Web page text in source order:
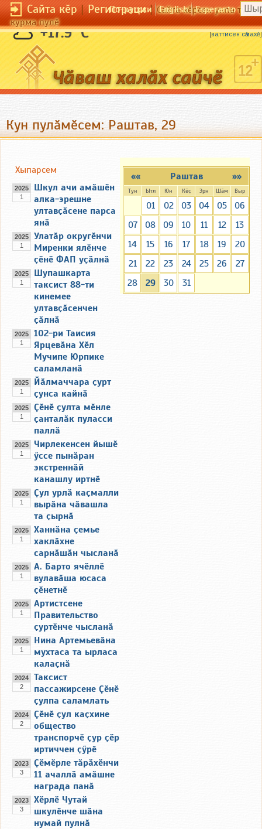
Сайта кӗр|Регистраци|Сайта кӗрсен унпа
курма пулӗ
По-русски English Esperanto
+17.9 °C Мулкачӑн хӑлхи вӑрӑм та хӳри кӗске.
[ваттисен сӑмахӗ]
Кун пулӑмӗсем: Раштав, 29
»»
«« Раштав
Тун Ытл Юн Кӗҫ Эрн Шӑм Выр
01 02 03 04 05
06
07
08 09 10 11 12
13
14
15 16 17 18 19
20
21
22 23 24 25 26
27
28
29 30 31
Хыпарсем
2025
1
Шкул ачи амӑшӗн
алка-эрешне
ултавҫӑсене парса
янӑ
2025
1
Улатӑр округӗнчи
Миренки ялӗнче
ҫӗнӗ ФАП уҫӑлнӑ
2025
1
Шупашкарта
таксист 88-ти
кинемее
ултавҫӑсенчен
ҫӑлнӑ
2025
1
102-ри Таисия
Ярцевӑна Хӗл
Мучипе Юрпике
саламланӑ
2025
1
Йӑлмаччара ҫурт
ҫунса кайнӑ
2025
1
Ҫӗнӗ ҫулта мӗнле
ҫанталӑк пуласси
паллӑ
2025
1
Чирлекенсен йышӗ
ӳссе пынӑран
экстреннӑй
канашлу иртнӗ
2025
1
Ҫул урлӑ каҫмалли
вырӑна чӑвашла
та ҫырнӑ
2025
1
Ханнӑна ҫемье
хаклӑхне
сарнӑшӑн чысланӑ
2025
1
А. Барто ячӗллӗ
вулавӑша юсаса
ҫӗнетнӗ
2025
1
Артистсене
Правительство
ҫуртӗнче чысланӑ
2025
1
Нина Артемьевӑна
мухтаса та ырласа
калаҫнӑ
2024
2
Таксист
пассажирсене Ҫӗнӗ
ҫулпа саламлать
2024
2
Ҫӗнӗ ҫул каҫхине
общество
транспорчӗ ҫур ҫӗр
иртиччен ҫӳрӗ
2023
3
Ҫӗмӗрле тӑрӑхӗнчи
11 ачаллӑ амӑшне
награда панӑ
2023
3
Хӗрлӗ Чутай
шкулӗнче шӑна
нумай пулнӑ